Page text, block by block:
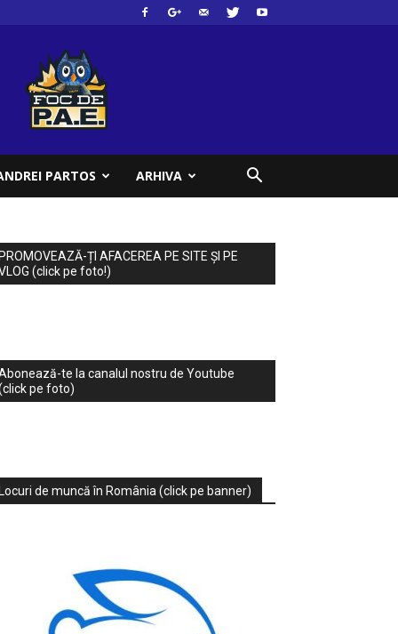
PARTOS ARHIVA
PROMOVEAZĂ-ȚI AFACEREA PE SITE ȘI PE
(click pe foto!)
te la canalul nostru de Youtube
pe foto)
Locuri de muncă în România (click pe banner)